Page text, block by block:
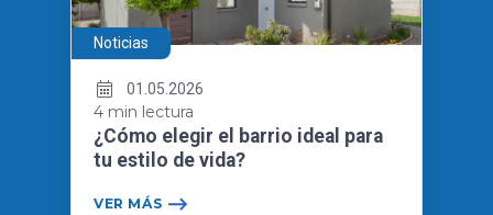
Noticias
01.05.2026
4 min lectura
¿Cómo elegir el barrio ideal para
tu estilo de vida?
VER MÁS